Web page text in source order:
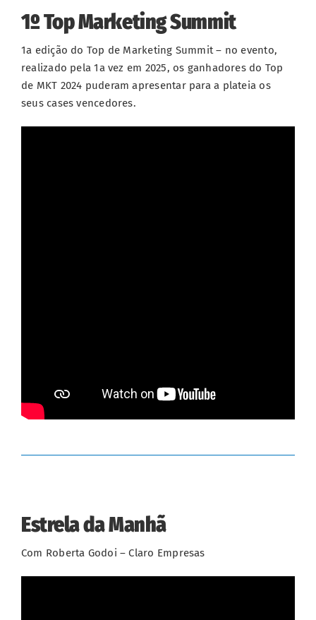
1º Top Marketing Summit
1a edição do Top de Marketing Summit – no evento,
realizado pela 1a vez em 2025, os ganhadores do Top
de MKT 2024 puderam apresentar para a plateia os
seus cases vencedores.
Estrela da Manhã
Com Roberta Godoi – Claro Empresas